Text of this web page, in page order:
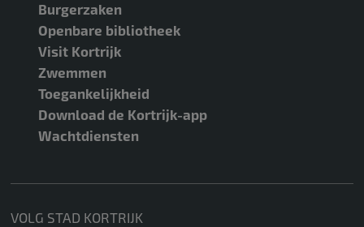
Burgerzaken
Openbare bibliotheek
Visit Kortrijk
Zwemmen
Toegankelijkheid
Download de Kortrijk-app
Wachtdiensten
VOLG STAD KORTRIJK